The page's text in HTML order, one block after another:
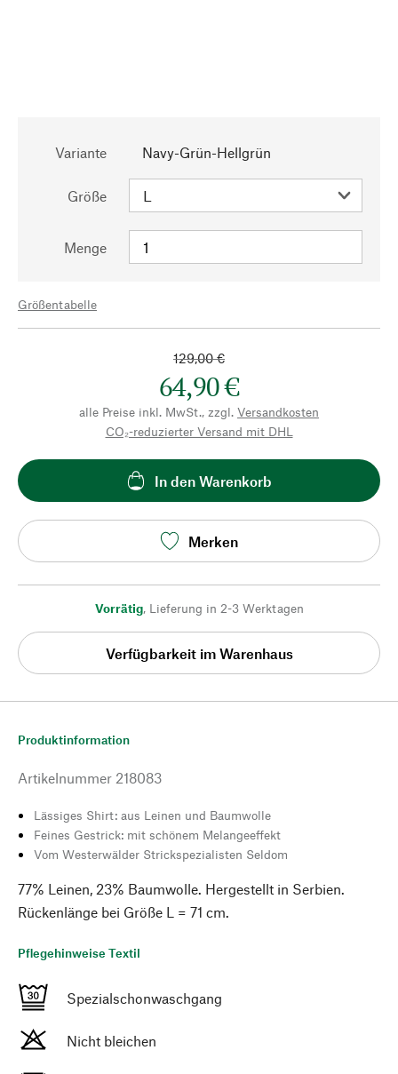
Variante Navy-Grün-Hellgrün
Größe
Menge
Größentabelle
129,00 €
64,90 €
alle Preise inkl. MwSt., zzgl. Versandkosten
CO₂-reduzierter Versand mit DHL
In den Warenkorb
Merken
Vorrätig, Lieferung in 2-3 Werktagen
Verfügbarkeit im Warenhaus
Produktinformation
Artikelnummer 218083
Lässiges Shirt: aus Leinen und Baumwolle
Feines Gestrick: mit schönem Melangeeffekt
Vom Westerwälder Strickspezialisten Seldom
77% Leinen, 23% Baumwolle. Hergestellt in Serbien.
Rückenlänge bei Größe L = 71 cm.
Pflegehinweise Textil
Spezialschonwaschgang
Nicht bleichen